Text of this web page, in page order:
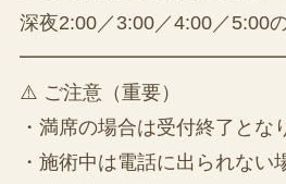
深夜2:00／3:00／4:00／5:00
⚠️ ご注意（重要）
・満席の場合は受付終了とな
・施術中は電話に出られない